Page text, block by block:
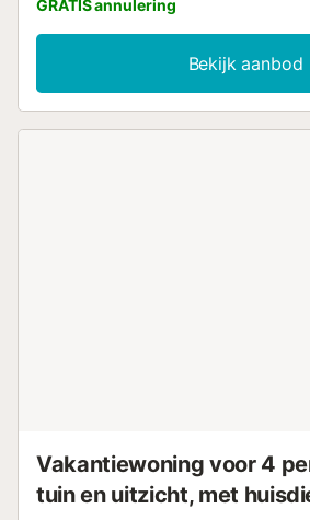
GRATIS annulering
Bekijk aanbod
Vakantiewoning voor 4
tuin en uitzicht, met